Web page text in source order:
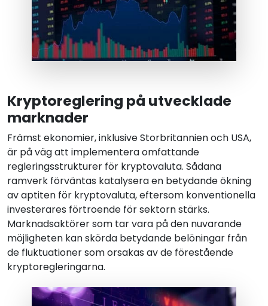
Kryptoreglering på utvecklade
marknader
Främst ekonomier, inklusive Storbritannien och USA,
är på väg att implementera omfattande
regleringsstrukturer för kryptovaluta. Sådana
ramverk förväntas katalysera en betydande ökning
av aptiten för kryptovaluta, eftersom konventionella
investerares förtroende för sektorn stärks.
Marknadsaktörer som tar vara på den nuvarande
möjligheten kan skörda betydande belöningar från
de fluktuationer som orsakas av de förestående
kryptoregleringarna.